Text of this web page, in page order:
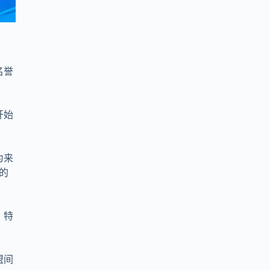
誉
始
来
特